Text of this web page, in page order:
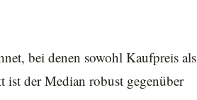
bei denen sowohl Kaufpreis als
ist der Median robust gegenüber